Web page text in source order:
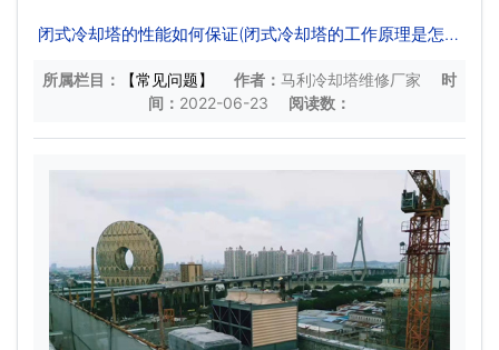
闭式冷却塔的性能如何保证(闭式冷却塔的工作原理是怎样
所属栏目： 【常见问题】 作者： 马利冷却塔维修厂家
时
间： 2022-06-23 阅读数：